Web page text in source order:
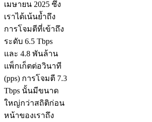
เมษายน 2025 ซึ่ง
เราได้เน้นย้ำถึง
การโจมตีที่เข้าถึง
ระดับ 6.5 Tbps
และ 4.8 พันล้าน
แพ็กเก็ตต่อวินาที
(pps) การโจมตี 7.3
Tbps นั้นมีขนาด
ใหญ่กว่าสถิติก่อน
หน้าของเราถึง